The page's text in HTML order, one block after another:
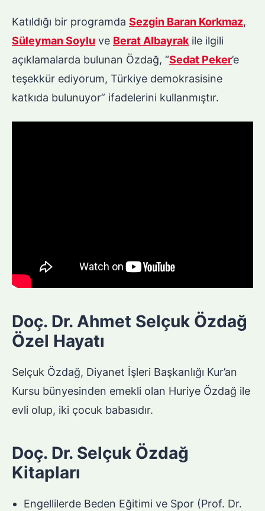
Katıldığı bir programda Sezgin Baran Korkmaz,
Süleyman Soylu ve Berat Albayrakile ilgili
açıklamalarda bulunan Özdağ, “Sedat Peker’e
teşekkür ediyorum, Türkiye demokrasisine
katkıda bulunuyor” ifadelerini kullanmıştır.
Doç. Dr. Ahmet Selçuk Özdağ
Özel Hayatı
Selçuk Özdağ, Diyanet İşleri Başkanlığı Kur’an
Kursu bünyesinden emekli olan Huriye Özdağ ile
evli olup, iki çocuk babasıdır.
Doç. Dr. Selçuk Özdağ
Kitapları
Engellilerde Beden Eğitimi ve Spor (Prof. Dr.